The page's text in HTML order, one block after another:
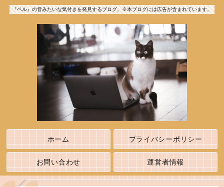
『ベル』の音みたいな気付きを発見するブログ。※本ブログには広告が含まれています。
ホーム プライバシーポリシー
お問い合わせ 運営者情報